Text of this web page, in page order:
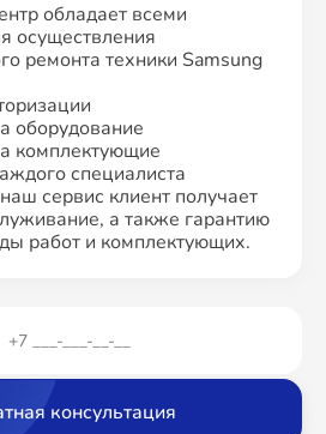
обладает всеми
осуществления
ремонта техники Samsung
оборудование
комплектующие
специалиста
сервис клиент получает
а также гарантию
работ и комплектующих.
консультация